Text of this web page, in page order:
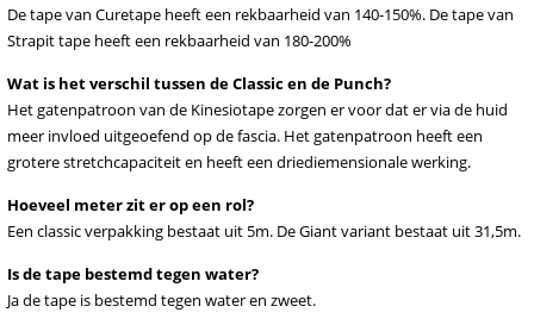
De tape van Curetape heeft een rekbaarheid van 140-150%. De tape van
Strapit tape heeft een rekbaarheid van 180-200%
Wat is het verschil tussen de Classic en de Punch?
Het gatenpatroon van de Kinesiotape zorgen er voor dat er via de huid
meer invloed uitgeoefend op de fascia. Het gatenpatroon heeft een
grotere stretchcapaciteit en heeft een driediemensionale werking.
Hoeveel meter zit er op een rol?
Een classic verpakking bestaat uit 5m. De Giant variant bestaat uit 31,5m.
Is de tape bestemd tegen water?
Ja de tape is bestemd tegen water en zweet.